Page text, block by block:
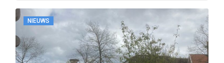
NIEUWS